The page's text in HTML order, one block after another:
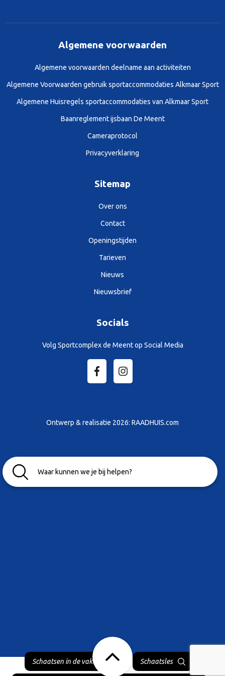
Algemene voorwaarden
Algemene voorwaarden deelname aan activiteiten
Algemene Voorwaarden gebruik sportaccommodaties Alkmaar Sport
Algemene Huisregels sportaccommodaties van Alkmaar Sport
Baanreglement ijsbaan De Meent
Cameraprotocol
Privacyverklaring
Sitemap
Over ons
Contact
Openingstijden
Tarieven
Nieuws
Nieuwsbrief
Socials
Volg Sportcomplex de Meent op Social Media
Ontwerp & realisatie 2026: RAADHUIS.com
Schaatsen in de vakantie Schaatsles